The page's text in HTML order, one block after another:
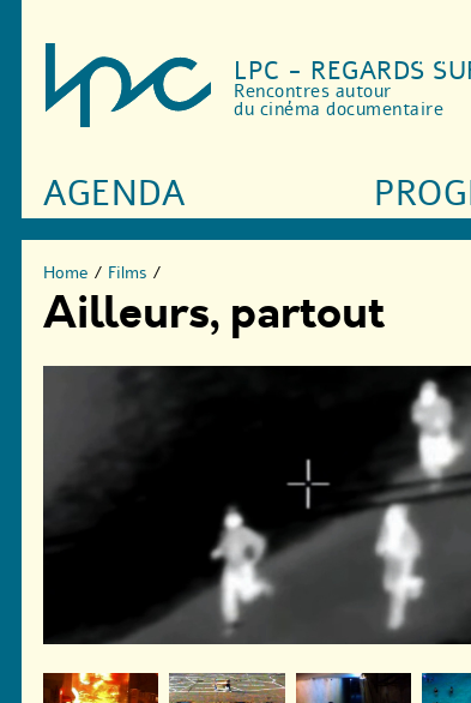
LPC - REGARDS
Rencontres autour
du cinéma documentaire
AGENDA
Home / Films /
Ailleurs, partout